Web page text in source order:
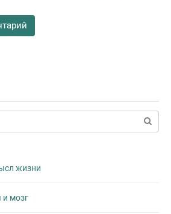
жизни
и мозг